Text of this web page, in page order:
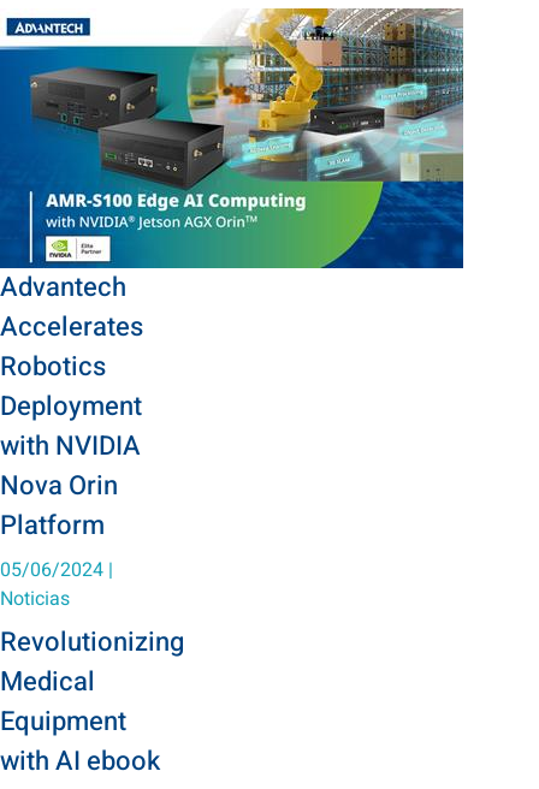
Advantech
Accelerates
Robotics
Deployment
with NVIDIA
Nova Orin
Platform
05/06/2024 |
Noticias
Revolutionizing
Medical
Equipment
with AI ebook